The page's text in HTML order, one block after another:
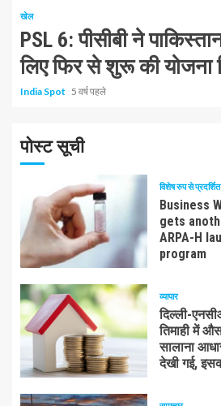
खेल
PSL 6: पीसीबी ने
लिए फिर से शुरू की
India Spot 5 वर्ष पहले
पोस्ट सूची
विशेष रुप से प्रदर्शित
Business
gets
ARPA-H
program
व्यापार
दिल्ली-
तिमाही में
सालाना
देखी गई,